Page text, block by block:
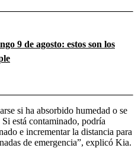
9 de agosto: estos son los
si ha absorbido humedad o se
está contaminado, podría
e incrementar la distancia para
de emergencia”, explicó Kia.